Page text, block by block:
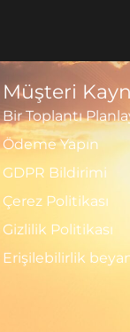
Müşteri
Bir Toplantı
Ödeme Yapın
GDPR Bildirimi
Çerez Politikası
Gizlilik Politikası
Erişilebilirlik